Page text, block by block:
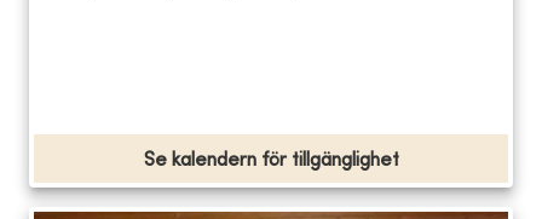
Se kalendern för tillgänglighet